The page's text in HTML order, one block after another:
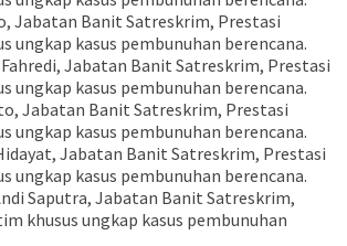
Jabatan Banit Satreskrim, Prestasi
ungkap kasus pembunuhan berencana.
Jabatan Banit Satreskrim, Prestasi
ungkap kasus pembunuhan berencana.
Jabatan Banit Satreskrim, Prestasi
ungkap kasus pembunuhan berencana.
Jabatan Banit Satreskrim, Prestasi
ungkap kasus pembunuhan berencana.
Saputra, Jabatan Banit Satreskrim,
khusus ungkap kasus pembunuhan